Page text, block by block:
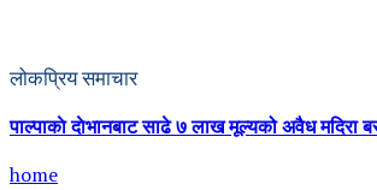
लोकप्रिय समाचार
पाल्पाकाे दाेभानबाट साढे ७ लाख मूल्यको अवैध मदिरा
home